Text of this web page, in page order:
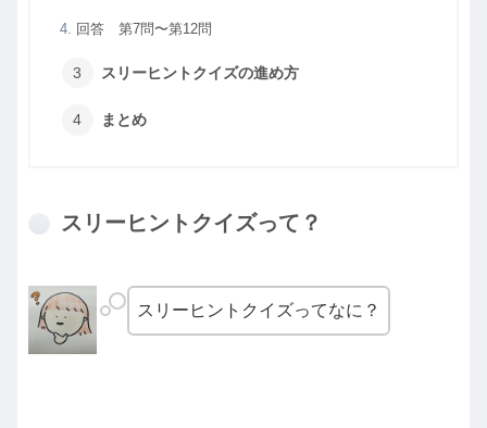
回答 第7問〜第12問
スリーヒントクイズの進め方
まとめ
スリーヒントクイズって？
スリーヒントクイズってなに？